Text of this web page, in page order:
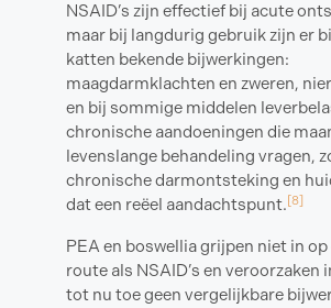
NSAID’s zijn effectief bij acute
maar bij langdurig gebruik zijn er
katten bekende bijwerkingen:
maagdarmklachten en zweren,
en bij sommige middelen
chronische aandoeningen die
levenslange behandeling vragen,
chronische darmontsteking en
dat een reëel aandachtspunt.[8]
PEA en boswellia grijpen niet in
route als NSAID’s en veroorzaken
tot nu toe geen vergelijkbare